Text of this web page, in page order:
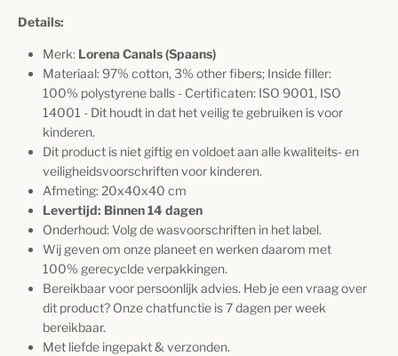
Details:
Merk: Lorena Canals (Spaans)
Materiaal: 97% cotton, 3% other fibers; Inside filler:
100% polystyrene balls - Certificaten: ISO 9001, ISO
14001 - Dit houdt in dat het veilig te gebruiken is voor
kinderen.
Dit product is niet giftig en voldoet aan alle kwaliteits- en
veiligheidsvoorschriften voor kinderen.
Afmeting: 20x40x40 cm
Levertijd: Binnen 14 dagen
Onderhoud: Volg de wasvoorschriften in het label.
Wij geven om onze planeet en werken daarom met
100% gerecyclde verpakkingen.
Bereikbaar voor persoonlijk advies. Heb je een vraag over
dit product? Onze chatfunctie is 7 dagen per week
bereikbaar.
Met liefde ingepakt & verzonden.